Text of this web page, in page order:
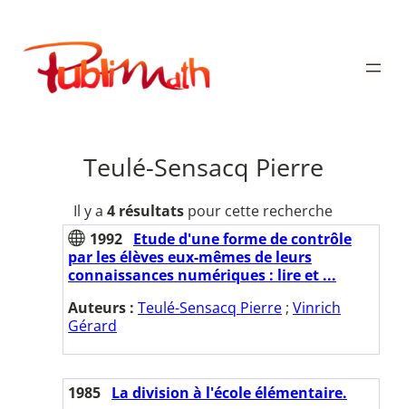
contenu
Publimath
Teulé-Sensacq Pierre
Il y a 4 résultats pour cette recherche
1992 Etude d'une forme de contrôle
par les élèves eux-mêmes de leurs
connaissances numériques : lire et ...
Auteurs : Teulé-Sensacq Pierre ; Vinrich
Gérard
1985 La division à l'école élémentaire.